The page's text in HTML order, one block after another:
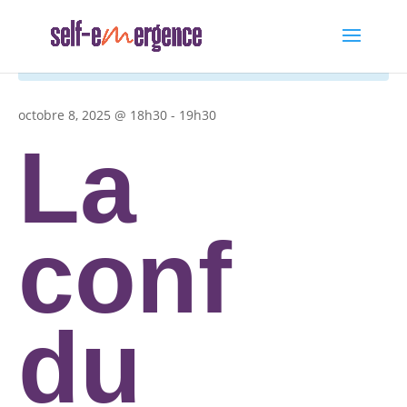
La
conf
du
octobre 8, 2025 @ 18h30 - 19h30